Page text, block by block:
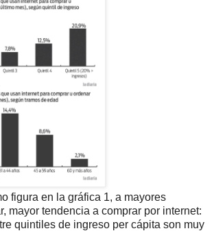
figura en la gráfica 1, a mayores
mayor tendencia a comprar por internet:
quintiles de ingreso per cápita son muy